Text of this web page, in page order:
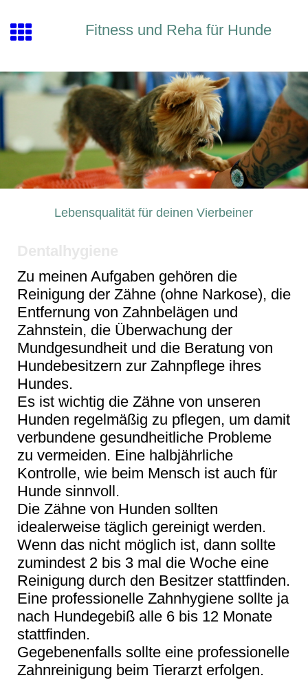
Fitness und Reha für Hunde
Lebensqualität für deinen Vierbeiner
Zu meinen Aufgaben gehören die
Reinigung der Zähne (ohne Narkose), die
Entfernung von Zahnbelägen und
Zahnstein, die Überwachung der
Mundgesundheit und die Beratung von
Hundebesitzern zur Zahnpflege ihres
Hundes.
Es ist wichtig die Zähne von unseren
Hunden regelmäßig zu pflegen, um damit
verbundene gesundheitliche Probleme
zu vermeiden. Eine halbjährliche
Kontrolle, wie beim Mensch ist auch für
Hunde sinnvoll.
Die Zähne von Hunden sollten
idealerweise täglich gereinigt werden.
Wenn das nicht möglich ist, dann sollte
zumindest 2 bis 3 mal die Woche eine
Reinigung durch den Besitzer stattfinden.
Eine professionelle Zahnhygiene sollte ja
nach Hundegebiß alle 6 bis 12 Monate
stattfinden.
Gegebenenfalls sollte eine professionelle
Zahnreinigung beim Tierarzt erfolgen.